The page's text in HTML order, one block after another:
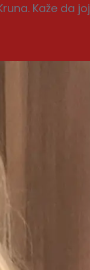
Kaže da joj